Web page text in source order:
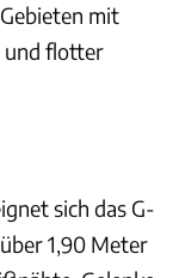
mit
und flotter
sich das G-
1,90 Meter